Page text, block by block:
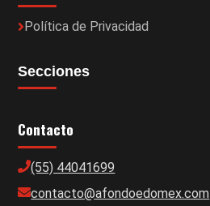
Política de Privacidad
Secciones
Contacto
(55) 44041699
contacto@afondoedomex.com